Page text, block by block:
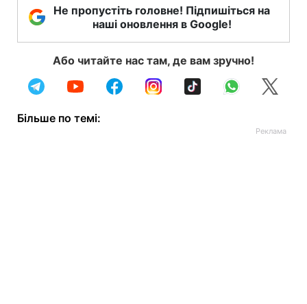
Не пропустіть головне! Підпишіться на
наші оновлення в Google!
Або читайте нас там, де вам зручно!
Більше по темі: